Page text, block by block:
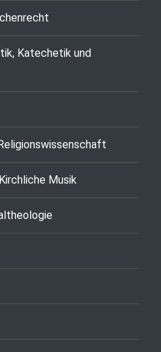
Katechetik und
Musik